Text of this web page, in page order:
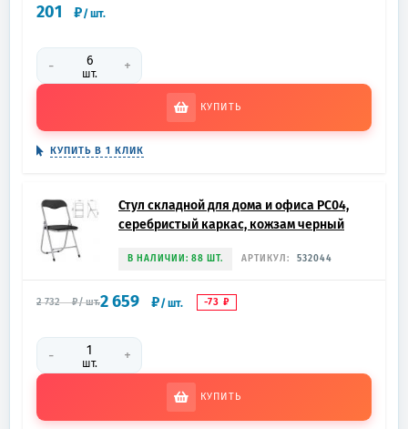
201 ₽/шт.
- шт. +
КУПИТЬ
КУПИТЬ В 1 КЛИК
Стул складной для дома и офиса РС04,
серебристый каркас, кожзам черный
В НАЛИЧИИ: 88 ШТ. АРТИКУЛ: 532044
2 732 ₽/шт.2 659 ₽/шт. -73 ₽
- шт. +
КУПИТЬ